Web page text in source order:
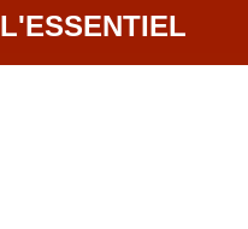
L'ESSENTIEL